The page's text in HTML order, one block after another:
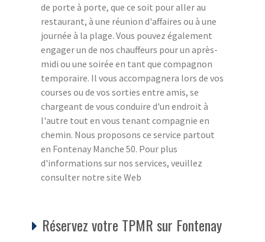
de porte à porte, que ce soit pour aller au
restaurant, à une réunion d'affaires ou à une
journée à la plage. Vous pouvez également
engager un de nos chauffeurs pour un après-
midi ou une soirée en tant que compagnon
temporaire. Il vous accompagnera lors de vos
courses ou de vos sorties entre amis, se
chargeant de vous conduire d'un endroit à
l'autre tout en vous tenant compagnie en
chemin. Nous proposons ce service partout
en Fontenay Manche 50. Pour plus
d'informations sur nos services, veuillez
consulter notre site Web
Réservez votre TPMR sur Fontenay